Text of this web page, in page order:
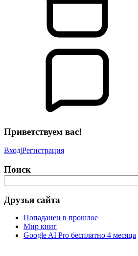
Приветствуем вас!
Вход|Регистрация
Поиск
Друзья сайта
Попаданец в прошлое
Мир книг
Google AI Pro бесплатно 4 месяца